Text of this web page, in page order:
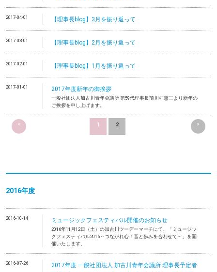
2017-04-01 【理事長blog】3月を振り返って
2017-03-01 【理事長blog】2月を振り返って
2017-02-01 【理事長blog】1月を振り返って
2017-01-01 2017年度新年の御挨拶
一般社団法人加古川青年会議所 第59代理事長前川桂恵三より新年の
ご挨拶を申し上げます。
< 1 2 >
2016年度
2016-10-14 ミュージックフェスティバル開催のお知らせ
2016年11月12日（土）の加古川ツーデーマーチにて、「ミュージッ
クフェスティバル2016～つながれ心！音と歩みを合わせて～」を開
催いたします。
2016-07-26 2017年度 一般社団法人 加古川青年会議所 理事長予定者